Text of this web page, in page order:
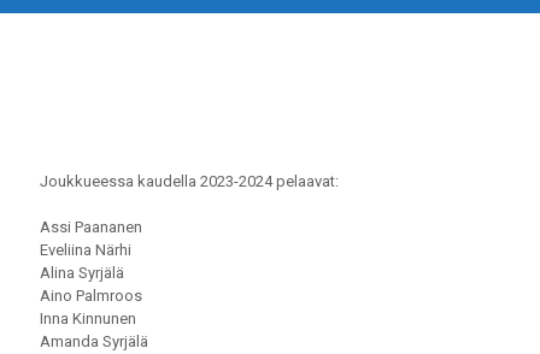
Joukkueessa kaudella 2023-2024 pelaavat:
Assi Paananen
Eveliina Närhi
Alina Syrjälä
Aino Palmroos
Inna Kinnunen
Amanda Syrjälä